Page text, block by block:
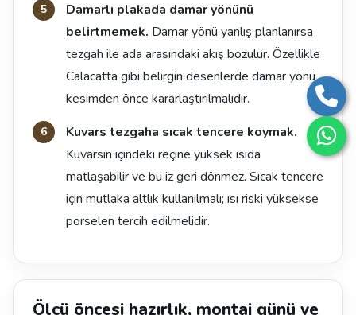
Damarlı plakada damar yönünü
belirtmemek. Damar yönü yanlış planlanırsa
tezgah ile ada arasındaki akış bozulur. Özellikle
Calacatta gibi belirgin desenlerde damar yönü
kesimden önce kararlaştırılmalıdır.
Kuvars tezgaha sıcak tencere koymak.
Kuvarsın içindeki reçine yüksek ısıda
matlaşabilir ve bu iz geri dönmez. Sıcak tencere
için mutlaka altlık kullanılmalı; ısı riski yüksekse
porselen tercih edilmelidir.
Ölçü öncesi hazırlık, montaj günü ve